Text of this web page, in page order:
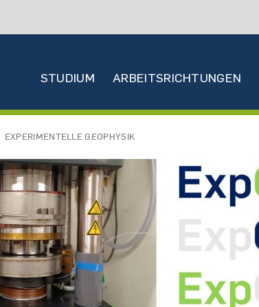
Hauptnavigation
STUDIUM ARBEITSRICHTUNGEN
EXPERIMENTELLE GEOPHYSIK